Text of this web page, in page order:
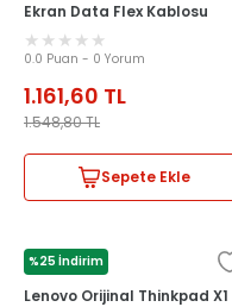
Ekran Data Flex Kablosu
0.0 Puan - 0 Yorum
1.161,60 TL
1.548,80TL
Sepete Ekle
%25 İndirim
LENOVO
Lenovo Orijinal Thinkpad X1